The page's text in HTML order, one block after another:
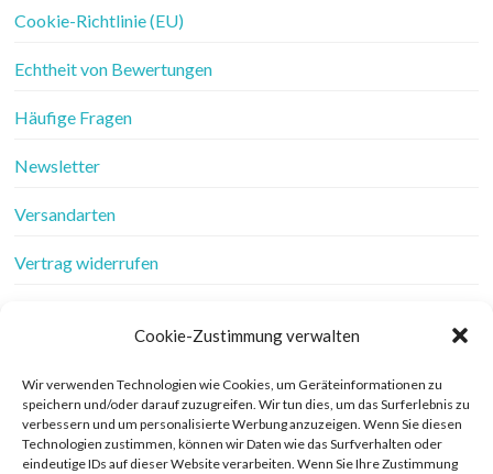
Cookie-Zustimmung verwalten
Wir verwenden Technologien wie Cookies, um Geräteinformationen zu
speichern und/oder darauf zuzugreifen. Wir tun dies, um das Surferlebnis zu
verbessern und um personalisierte Werbung anzuzeigen. Wenn Sie diesen
Technologien zustimmen, können wir Daten wie das Surfverhalten oder
eindeutige IDs auf dieser Website verarbeiten. Wenn Sie Ihre Zustimmung
Cookie-Richtlinie (EU)
Echtheit von Bewertungen
Häufige Fragen
Newsletter
Versandarten
Vertrag widerrufen
Widerrufsbelehrung
Zahlungsarten